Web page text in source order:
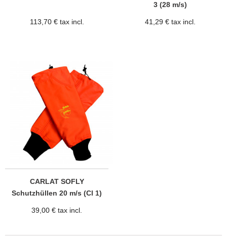
113,70 € tax incl.
3 (28 m/s)
41,29 € tax incl.
CARLAT SOFLY
Schutzhüllen 20 m/s (Cl 1)
39,00 € tax incl.